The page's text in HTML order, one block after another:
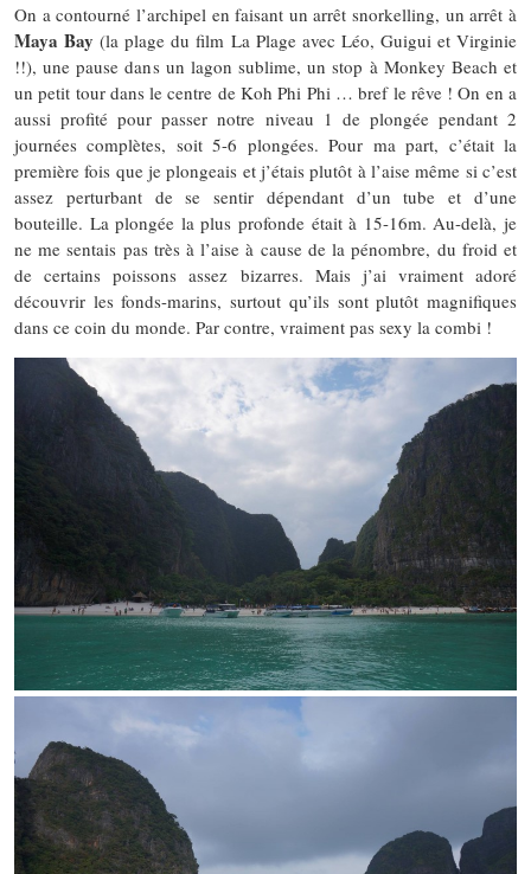
On a contourné l’archipel en faisant un arrêt snorkelling, un arrêt à
Maya Bay (la plage du film La Plage avec Léo, Guigui et Virginie
!!), une pause dans un lagon sublime, un stop à Monkey Beach et
un petit tour dans le centre de Koh Phi Phi … bref le rêve ! On en a
aussi profité pour passer notre niveau 1 de plongée pendant 2
journées complètes, soit 5-6 plongées. Pour ma part, c’était la
première fois que je plongeais et j’étais plutôt à l’aise même si c’est
assez perturbant de se sentir dépendant d’un tube et d’une
bouteille. La plongée la plus profonde était à 15-16m. Au-delà, je
ne me sentais pas très à l’aise à cause de la pénombre, du froid et
de certains poissons assez bizarres. Mais j’ai vraiment adoré
découvrir les fonds-marins, surtout qu’ils sont plutôt magnifiques
dans ce coin du monde. Par contre, vraiment pas sexy la combi !